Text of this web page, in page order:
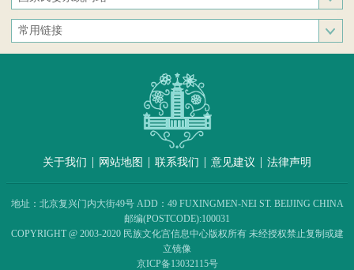
国家民族事务委员会
中央民族大学
中央民族歌舞团
民族画报社
常用链接
中央统战部
关于我们 | 网站地图 | 联系我们 | 意见建议 | 法律声明
地址：北京复兴门内大街49号 ADD：49 FUXINGMEN-NEI ST. BEIJING CHINA
邮编(POSTCODE):100031
COPYRIGHT @ 2003-2020 民族文化宫信息中心版权所有 未经授权禁止复制或建
立镜像
京ICP备13032115号